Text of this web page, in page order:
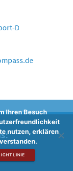
D
Ihren Besuch
nutzen, erklären